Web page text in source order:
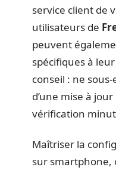
service client de
utilisateurs de
peuvent
spécifiques à
conseil : ne
d’une mise à
vérification
Maîtriser la
sur smartphone,